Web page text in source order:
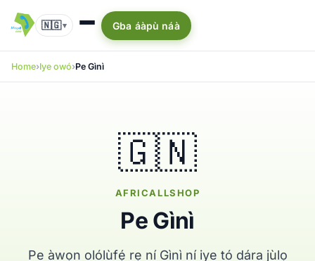
🇳🇬▾ Gba áàpù náà
Home Iye owó Pe Gìnì
🇬🇳
AFRICALLSHOP
Pe Gìnì
Pe àwọn olólùfẹ́ rẹ ní Gìnì ní iye tó dára jùlọ